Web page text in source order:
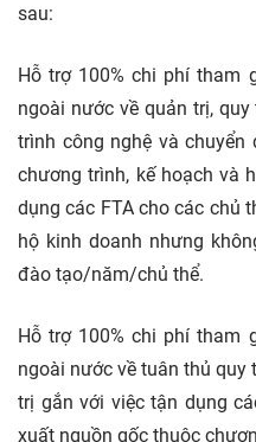
sau:
Hỗ trợ 100% chi phí tham
ngoài nước về quản trị,
trình công nghệ và
chương trình, kế hoạch và
dụng các FTA cho các chủ
hộ kinh doanh nhưng
đào tạo/năm/chủ thể.
Hỗ trợ 100% chi phí tham
ngoài nước về tuân thủ quy
trị gắn với việc tận dụng
xuất nguồn gốc thuộc